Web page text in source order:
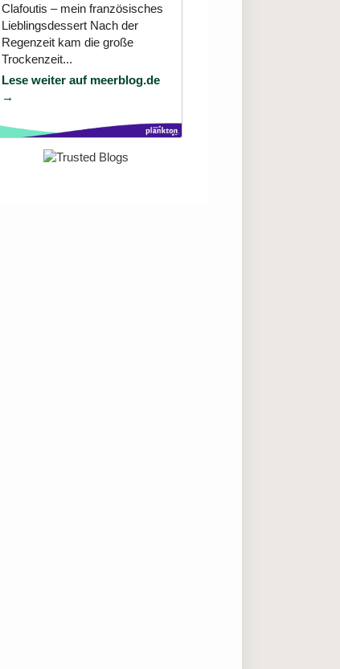
Clafoutis – mein französisches
Lieblingsdessert Nach der
Regenzeit kam die große
Trockenzeit...
Lese weiter auf meerblog.de
→